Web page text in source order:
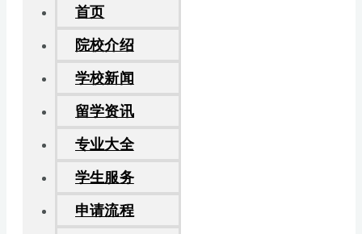
首页
院校介绍
学校新闻
留学资讯
专业大全
学生服务
申请流程